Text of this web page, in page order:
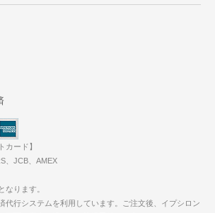
カード】
、JCB、AMEX
なります。
代行システムを利用しています。ご注文後、イプシロン